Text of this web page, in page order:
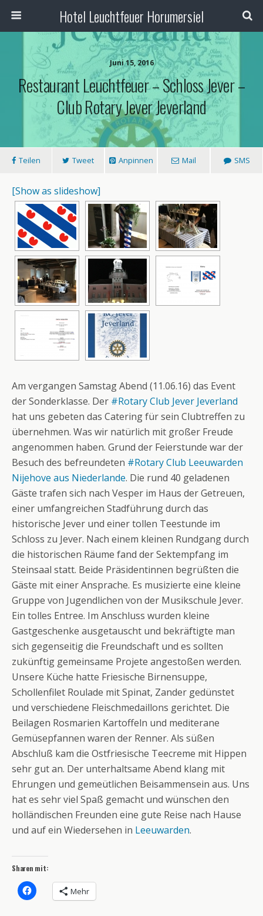
Hotel Leuchtfeuer Horumersiel
Juni 15, 2016
Restaurant Leuchtfeuer – Schloss Jever –
Club Rotary Jever Jeverland
Teilen Tweet Anpinnen Mail SMS
[Show as slideshow]
Am vergangen Samstag Abend (11.06.16) das Event
der Sonderklasse. Der #Rotary Club Jever Jeverland
hat uns gebeten das Catering für sein Clubtreffen zu
übernehmen. Was wir natürlich mit großer Freude
angenommen haben. Grund der Feierstunde war der
Besuch des befreundeten #Rotary Club Leeuwarden
Nijehove aus Niederlande. Die rund 40 geladenen
Gäste trafen sich nach Vesper im Haus der Getreuen,
einer umfangreichen Stadführung durch das
historische Jever und einer tollen Teestunde im
Schloss zu Jever. Nach einem kleinen Rundgang durch
die historischen Räume fand der Sektempfang im
Steinsaal statt. Beide Präsidentinnen begrüßten die
Gäste mit einer Ansprache. Es musizierte eine kleine
Gruppe von Jugendlichen von der Musikschule Jever.
Ein tolles Entree. Im Anschluss wurden kleine
Gastgeschenke ausgetauscht und bekräftigte man
sich gegenseitig die Freundschaft und es sollten
zukünftig gemeinsame Projete angestoßen werden.
Unsere Küche hatte Friesische Birnensuppe,
Schollenfilet Roulade mit Spinat, Zander gedünstet
und verschiedene Fleischmedaillons gerichtet. Die
Beilagen Rosmarien Kartoffeln und mediterane
Gemüsepfannen waren der Renner. Als süßen
Abschluß kam die Ostfriesische Teecreme mit Hippen
sehr gut an. Der unterhaltsame Abend klang mit
Ehrungen und gemeütlichen Beisammensein aus. Uns
hat es sehr viel Spaß gemacht und wünschen den
holländischen Freunden eine gute Reise nach Hause
und auf ein Wiedersehen in Leeuwarden.
Sharen mit:
Mehr